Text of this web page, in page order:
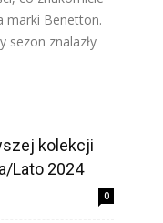
marki Benetton.
sezon znalazły
kolekcji
Lato 2024
0